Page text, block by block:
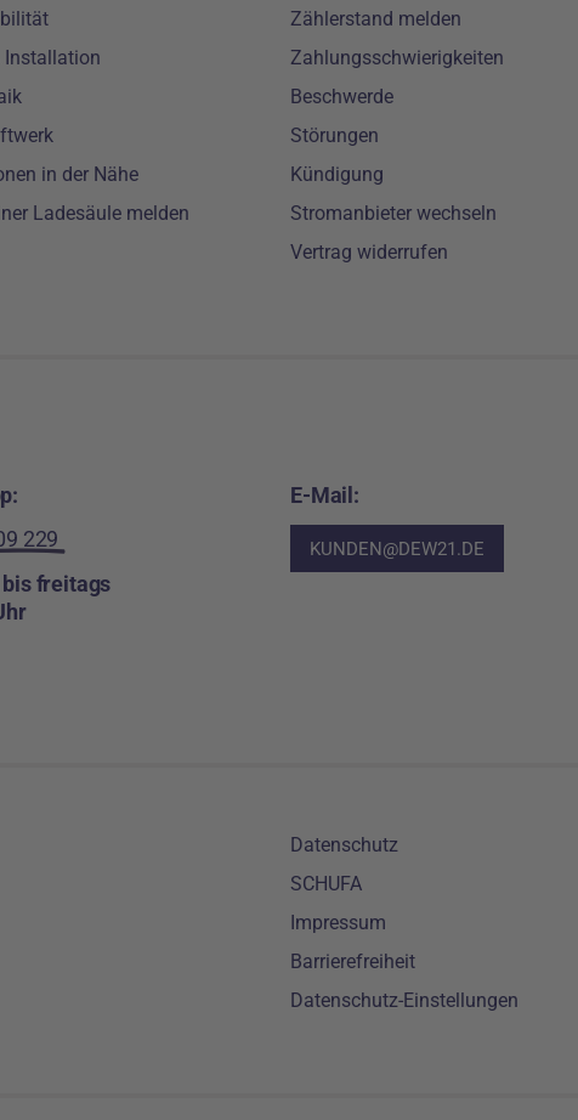
Installation
in der Nähe
Ladesäule melden
Zählerstand melden
Zahlungsschwierigkeiten
Beschwerde
Störungen
Kündigung
Stromanbieter wechseln
Vertrag widerrufen
229
freitags
E-Mail:
KUNDEN@DEW21.DE
Meta-Navigation
Datenschutz
SCHUFA
Impressum
Barrierefreiheit
Datenschutz-Einstellungen